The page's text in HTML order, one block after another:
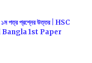
১ম পত্র প্রশ্নের উত্তর | HSC
1st Paper